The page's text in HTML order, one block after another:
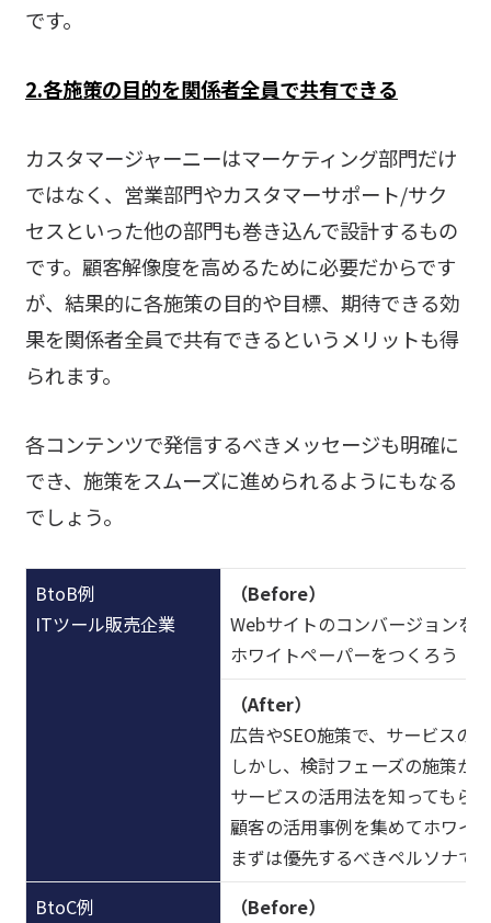
です。
2.各施策の目的を関係者全員で共有できる
カスタマージャーニーはマーケティング部門だけ
ではなく、営業部門やカスタマーサポート/サク
セスといった他の部門も巻き込んで設計するもの
です。顧客解像度を高めるために必要だからです
が、結果的に各施策の目的や目標、期待できる効
果を関係者全員で共有できるというメリットも得
られます。
各コンテンツで発信するべきメッセージも明確に
でき、施策をスムーズに進められるようにもなる
でしょう。
BtoB例
ITツール販売企業
（Before）
Webサイトのコンバージョンを
ホワイトペーパーをつくろう
（After）
広告やSEO施策で、サービスの
しかし、検討フェーズの施策が
サービスの活用法を知ってもら
顧客の活用事例を集めてホワイ
まずは優先するべきペルソナで
BtoC例
（Before）